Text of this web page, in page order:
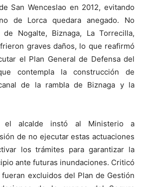
San Wenceslao en 2012, evitando
de Lorca quedara anegado. No
Nogalte, Biznaga, La Torrecilla,
graves daños, lo que reafirmó
el Plan General de Defensa del
contempla la construcción de
de la rambla de Biznaga y la
el alcalde instó al Ministerio a
de no ejecutar estas actuaciones
los trámites para garantizar la
ante futuras inundaciones. Criticó
excluidos del Plan de Gestión